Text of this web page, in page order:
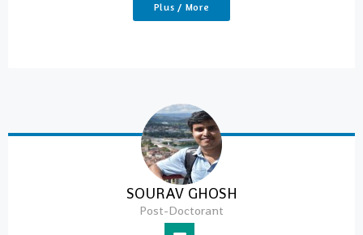
Plus / More
SOURAV GHOSH
Post-Doctorant